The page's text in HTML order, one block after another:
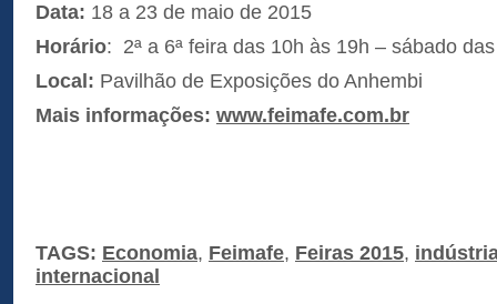
Data: 18 a 23 de maio de 2015
Horário: 2ª a 6ª feira das 10h às 19h – sábado
Local: Pavilhão de Exposições do Anhembi
Mais informações: www.feimafe.com.br
TAGS: Economia, Feimafe, Feiras 2015,
internacional